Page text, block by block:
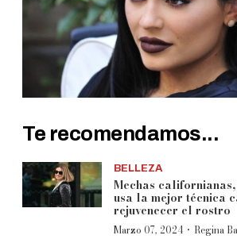
Te recomendamos...
BELLEZA
Mechas
usa la mejor técnica
rejuvenecer el rostro
Marzo 07, 2024 · Regina